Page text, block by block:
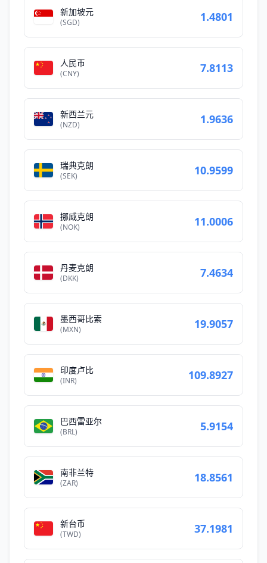
新加坡元
(SGD) 1.4801
人民币
(CNY) 7.8113
新西兰元
(NZD) 1.9636
瑞典克朗
(SEK) 10.9599
挪威克朗
(NOK) 11.0006
丹麦克朗
(DKK) 7.4634
墨西哥比索
(MXN) 19.9057
印度卢比
(INR) 109.8927
巴西雷亚尔
(BRL) 5.9154
南非兰特
(ZAR) 18.8561
新台币
(TWD) 37.1981